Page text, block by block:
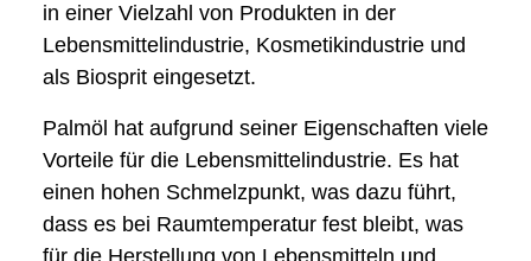
in einer Vielzahl von Produkten in der
Lebensmittelindustrie, Kosmetikindustrie und
als Biosprit eingesetzt.
Palmöl hat aufgrund seiner Eigenschaften viele
Vorteile für die Lebensmittelindustrie. Es hat
einen hohen Schmelzpunkt, was dazu führt,
dass es bei Raumtemperatur fest bleibt, was
für die Herstellung von Lebensmitteln und